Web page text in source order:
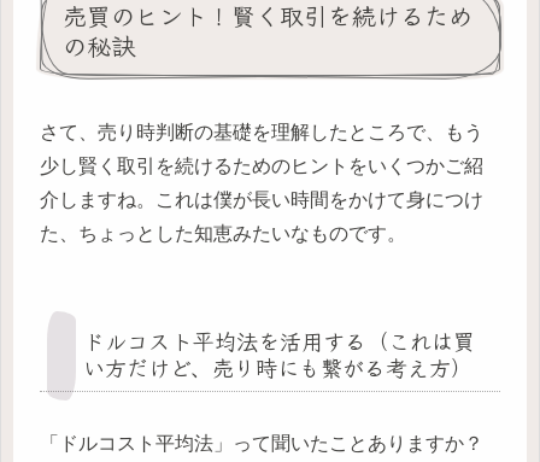
売買のヒント！賢く取引を続けるため
の秘訣
さて、売り時判断の基礎を理解したところで、もう
少し賢く取引を続けるためのヒントをいくつかご紹
介しますね。これは僕が長い時間をかけて身につけ
た、ちょっとした知恵みたいなものです。
ドルコスト平均法を活用する（これは買
い方だけど、売り時にも繋がる考え方）
「ドルコスト平均法」って聞いたことありますか？